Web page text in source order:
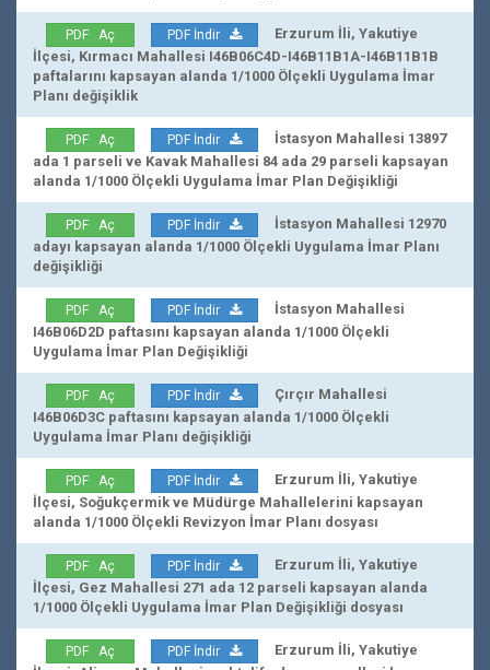
PDF Aç PDF İndir
Erzurum İli, Yakutiye
İlçesi, Kırmacı Mahallesi I46B06C4D-I46B11B1A-I46B11B1B
paftalarını kapsayan alanda 1/1000 Ölçekli Uygulama İmar
Planı değişiklik
PDF Aç PDF İndir
İstasyon Mahallesi 13897
ada 1 parseli ve Kavak Mahallesi 84 ada 29 parseli kapsayan
alanda 1/1000 Ölçekli Uygulama İmar Plan Değişikliği
PDF Aç PDF İndir
İstasyon Mahallesi 12970
adayı kapsayan alanda 1/1000 Ölçekli Uygulama İmar Planı
değişikliği
PDF Aç PDF İndir
İstasyon Mahallesi
I46B06D2D paftasını kapsayan alanda 1/1000 Ölçekli
Uygulama İmar Plan Değişikliği
PDF Aç PDF İndir
Çırçır Mahallesi
I46B06D3C paftasını kapsayan alanda 1/1000 Ölçekli
Uygulama İmar Planı değişikliği
PDF Aç PDF İndir
Erzurum İli, Yakutiye
İlçesi, Soğukçermik ve Müdürge Mahallelerini kapsayan
alanda 1/1000 Ölçekli Revizyon İmar Planı dosyası
PDF Aç PDF İndir
Erzurum İli, Yakutiye
İlçesi, Gez Mahallesi 271 ada 12 parseli kapsayan alanda
1/1000 Ölçekli Uygulama İmar Plan Değişikliği dosyası
PDF Aç PDF İndir
Erzurum İli, Yakutiye